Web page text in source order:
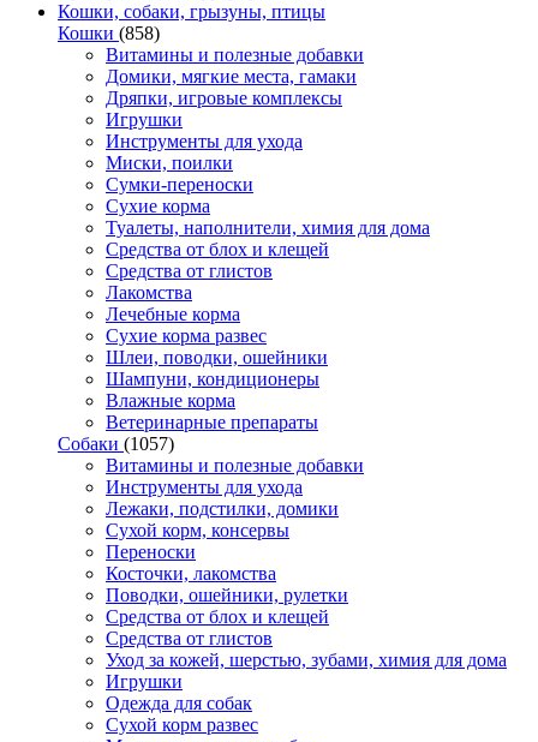
Кошки, собаки, грызуны, птицы
Кошки (858)
Витамины и полезные добавки
Домики, мягкие места, гамаки
Дряпки, игровые комплексы
Игрушки
Инструменты для ухода
Миски, поилки
Сумки-переноски
Сухие корма
Туалеты, наполнители, химия для дома
Средства от блох и клещей
Средства от глистов
Лакомства
Лечебные корма
Сухие корма развес
Шлеи, поводки, ошейники
Шампуни, кондиционеры
Влажные корма
Ветеринарные препараты
Собаки (1057)
Витамины и полезные добавки
Инструменты для ухода
Лежаки, подстилки, домики
Сухой корм, консервы
Переноски
Косточки, лакомства
Поводки, ошейники, рулетки
Средства от блох и клещей
Средства от глистов
Уход за кожей, шерстью, зубами, химия для дома
Игрушки
Одежда для собак
Сухой корм развес